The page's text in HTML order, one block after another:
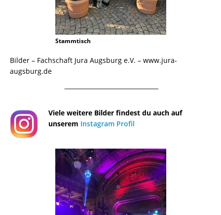
Stammtisch
Bilder – Fachschaft Jura Augsburg e.V. – www.jura-
augsburg.de
¯¯¯¯¯¯¯¯¯¯¯¯¯¯¯¯¯¯¯¯¯¯¯¯¯¯¯¯¯¯¯¯¯¯¯¯¯¯
Viele weitere Bilder findest du auch auf
unserem Instagram Profil